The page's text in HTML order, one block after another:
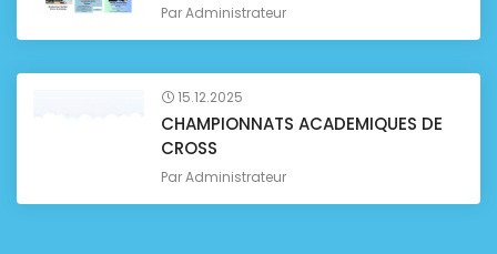
ParAdministrateur
15.12.2025
CHAMPIONNATS ACADEMIQUES DE
CROSS
ParAdministrateur